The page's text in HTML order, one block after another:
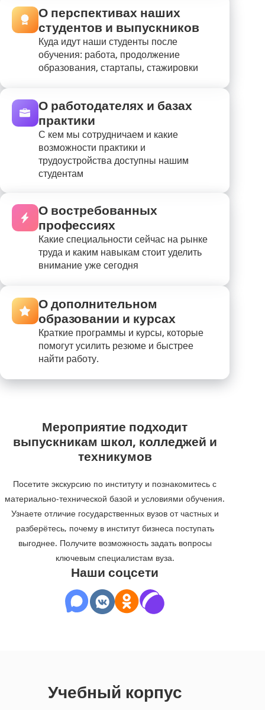
О перспективах наших
студентов и выпускников
Куда идут наши студенты после
обучения: работа, продолжение
образования, стартапы, стажировки
О работодателях и базах
практики
С кем мы сотрудничаем и какие
возможности практики и
трудоустройства доступны нашим
студентам
О востребованных
профессиях
Какие специальности сейчас на рынке
труда и каким навыкам стоит уделить
внимание уже сегодня
О дополнительном
образовании и курсах
Краткие программы и курсы, которые
помогут усилить резюме и быстрее
найти работу.
Мероприятие подходит
выпускникам школ, колледжей и
техникумов
Посетите экскурсию по институту и познакомитесь с
материально-технической базой и условиями обучения.
Узнаете отличие государственных вузов от частных и
разберётесь, почему в институт бизнеса поступать
выгоднее. Получите возможность задать вопросы
ключевым специалистам вуза.
Наши соцсети
Учебный корпус